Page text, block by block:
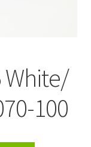
White/
100